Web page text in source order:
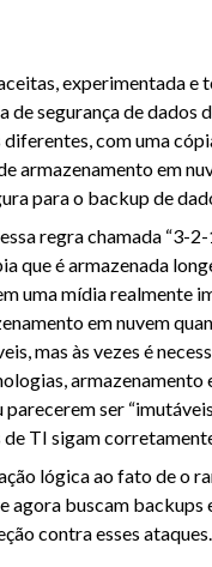
experimentada e
de segurança de dados
com uma
armazenamento em
para o backup de
regra chamada “3-
que é armazenada
uma mídia realmente
em nuvem
mas às vezes é
ser
TI sigam
lógica ao fato de o
buscam backups
contra esses ataques.